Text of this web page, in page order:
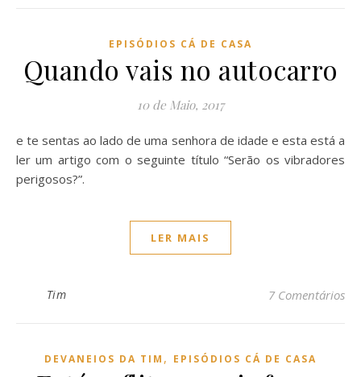
EPISÓDIOS CÁ DE CASA
Quando vais no autocarro
10 de Maio, 2017
e te sentas ao lado de uma senhora de idade e esta está a
ler um artigo com o seguinte título “Serão os vibradores
perigosos?”.
LER MAIS
Tim 7 Comentários
DEVANEIOS DA TIM , EPISÓDIOS CÁ DE CASA